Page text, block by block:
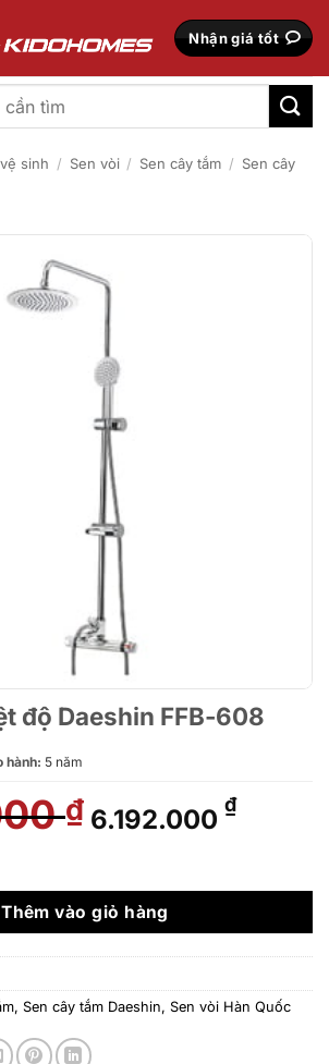
Nhận giá tốt
sinh / Sen vòi / Sen cây tắm / Sen cây
độ Daeshin FFB-608
hành: 5 năm
₫ Giá
gốc
7.200.000 ₫.
6.192.000 ₫Giá
là:
FFB-608 số lượng
Thêm vào giỏ hàng
, Sen cây tắm Daeshin, Sen vòi Hàn Quốc